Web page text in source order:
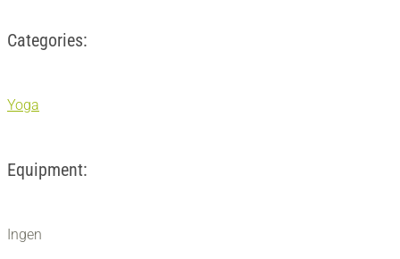
Categories:
Yoga
Equipment:
Ingen